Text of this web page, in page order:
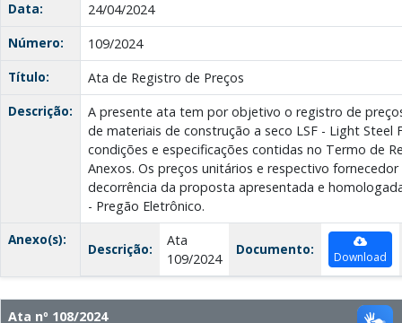
Data:
24/04/2024
Número:
109/2024
Título:
Ata de Registro de Preços
Descrição:
A presente ata tem por objetivo o registro de
de materiais de construção a seco LSF - Light Steel
condições e especificações contidas no Termo de
Anexos. Os preços unitários e respectivo
decorrência da proposta apresentada e
- Pregão Eletrônico.
Anexo(s):
Descrição:
Ata
109/2024
Documento: Download
Ata nº 108/2024